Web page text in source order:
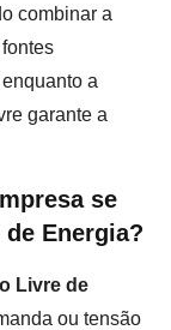
combinar a
a
garante a
se
Energia?
Livre de
ou tensão